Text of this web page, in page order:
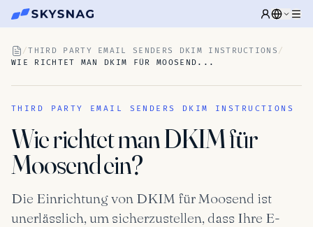
/THIRD PARTY EMAIL SENDERS DKIM INSTRUCTIONS /
WIE RICHTET MAN DKIM FÜR MOOSEND...
THIRD PARTY EMAIL SENDERS DKIM INSTRUCTIONS
Wie richtet man DKIM für
Moosend ein?
Die Einrichtung von DKIM für Moosend ist
unerlässlich, um sicherzustellen, dass Ihre E-